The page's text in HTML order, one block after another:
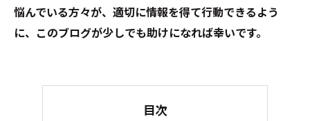
悩んでいる方々が、適切に情報を得て行動できるよう
に、このブログが少しでも助けになれば幸いです。
目次